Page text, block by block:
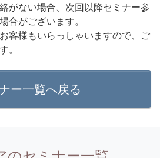
がない場合、次回以降セミナー参
合がございます。
客様もいらっしゃいますので、ご
。
ー一覧へ戻る